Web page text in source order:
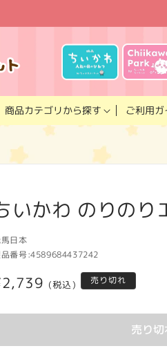
商品カテゴリから探す ご利用ガ
いかわ のりのり
日本
番号:4589684437242
(税込) 売り切れ
売り切